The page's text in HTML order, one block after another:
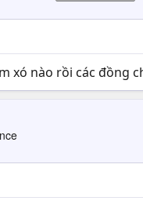
xó nào rồi các đồng